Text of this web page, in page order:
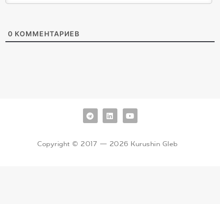
0 КОММЕНТАРИЕВ
Copyright © 2017 — 2026 Kurushin Gleb